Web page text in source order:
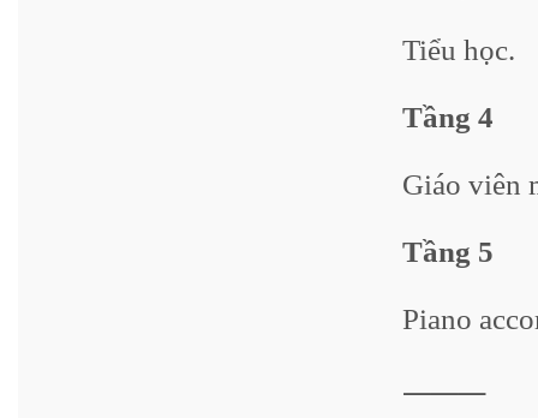
Tiểu học.
Tầng 4
Giáo viên
Tầng 5
Piano
⸻